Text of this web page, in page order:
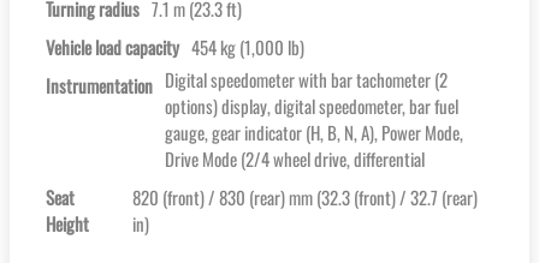
Turning radius 7.1 m (23.3 ft)
Vehicle load capacity 454 kg (1,000 lb)
Instrumentation Digital speedometer with bar tachometer (2
options) display, digital speedometer, bar fuel
gauge, gear indicator (H, B, N, A), Power Mode,
Drive Mode (2/4 wheel drive, differential
Seat
Height
820 (front) / 830 (rear) mm (32.3 (front) / 32.7 (rear)
in)